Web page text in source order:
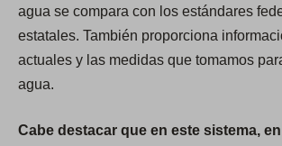
agua se compara con los estándares
estatales. También proporciona
actuales y las medidas que tomamos
agua.
Cabe destacar que en este sistema,